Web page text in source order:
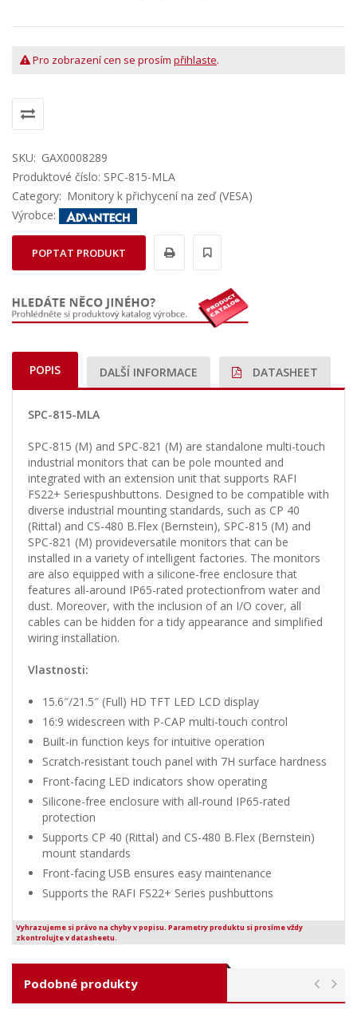
Pro zobrazení cen se prosím přihlaste.
SKU: GAX0008289
Produktové číslo: SPC-815-MLA
Category: Monitory k přichycení na zeď (VESA)
Výrobce:
POPTAT PRODUKT
POPIS DALŠÍ INFORMACE DATASHEET
SPC-815-MLA
SPC-815 (M) and SPC-821 (M) are standalone multi-touch
industrial monitors that can be pole mounted and
integrated with an extension unit that supports RAFI
FS22+ Seriespushbuttons. Designed to be compatible with
diverse industrial mounting standards, such as CP 40
(Rittal) and CS-480 B.Flex (Bernstein), SPC-815 (M) and
SPC-821 (M) provideversatile monitors that can be
installed in a variety of intelligent factories. The monitors
are also equipped with a silicone-free enclosure that
features all-around IP65-rated protectionfrom water and
dust. Moreover, with the inclusion of an I/O cover, all
cables can be hidden for a tidy appearance and simplified
wiring installation.
Vlastnosti:
15.6″/21.5″ (Full) HD TFT LED LCD display
16:9 widescreen with P-CAP multi-touch control
Built-in function keys for intuitive operation
Scratch-resistant touch panel with 7H surface hardness
Front-facing LED indicators show operating
Silicone-free enclosure with all-round IP65-rated
protection
Supports CP 40 (Rittal) and CS-480 B.Flex (Bernstein)
mount standards
Front-facing USB ensures easy maintenance
Supports the RAFI FS22+ Series pushbuttons
Vyhrazujeme si právo na chyby v popisu. Parametry produktu si prosíme vždy
zkontrolujte v datasheetu.
Podobné produkty